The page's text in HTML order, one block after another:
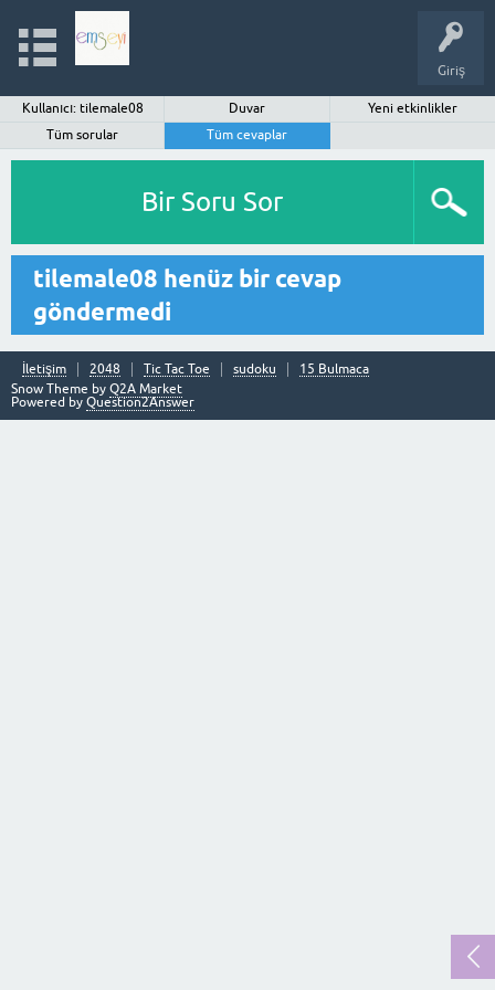
Giriş
Kullanıcı: tilemale08 Duvar
Yeni etkinlikler
Tüm sorular
Tüm cevaplar
Bir Soru Sor
tilemale08 henüz bir cevap
göndermedi
İletişim 2048 Tic Tac Toe sudoku
15 Bulmaca
Snow Theme by Q2A Market
Powered by Question2Answer